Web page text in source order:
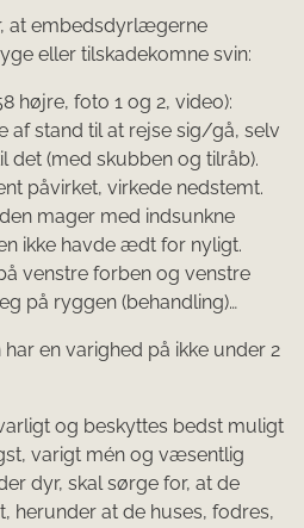
at embedsdyrlægerne
eller tilskadekomne svin:
højre, foto 1 og 2, video):
af stand til at rejse sig/gå, selv
(med skubben og tilråb).
påvirket, virkede nedstemt.
mager med indsunkne
ikke havde ædt for nyligt.
venstre forben og venstre
på ryggen (behandling)…
en varighed på ikke under 2
og beskyttes bedst muligt
varigt mén og væsentlig
dyr, skal sørge for, at de
herunder at de huses, fodres,